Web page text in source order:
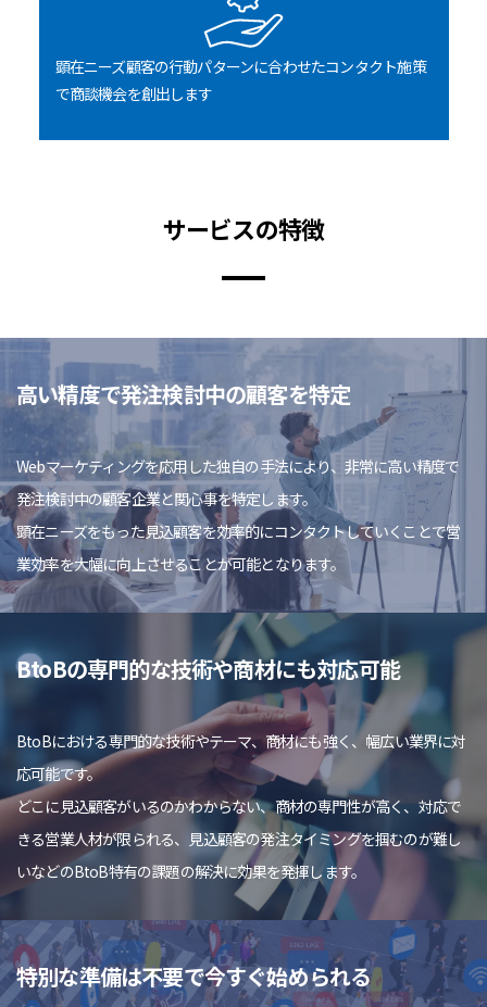
顕在ニーズ顧客の行動パターンに合わせたコンタクト施策
で商談機会を創出します
サービスの特徴
高い精度で発注検討中の顧客を特定
Webマーケティングを応用した独自の手法により、非常に高い精度で
発注検討中の顧客企業と関心事を特定します。
顕在ニーズをもった見込顧客を効率的にコンタクトしていくことで営
業効率を大幅に向上させることが可能となります。
BtoBの専門的な技術や商材にも対応可能
BtoBにおける専門的な技術やテーマ、商材にも強く、幅広い業界に対
応可能です。
どこに見込顧客がいるのかわからない、商材の専門性が高く、対応で
きる営業人材が限られる、見込顧客の発注タイミングを掴むのが難し
いなどのBtoB特有の課題の解決に効果を発揮します。
特別な準備は不要で今すぐ始められる